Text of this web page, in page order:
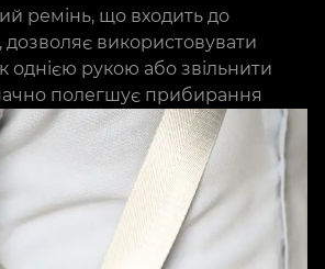
ремінь, що входить до
дозволяє використовувати
однією рукою або звільнити
полегшує прибирання